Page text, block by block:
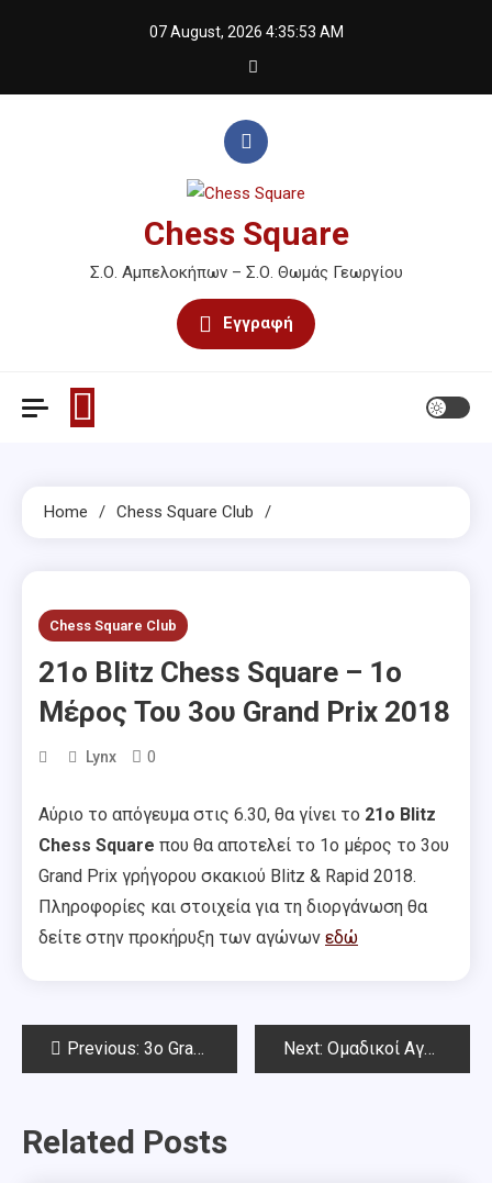
07 August, 2026 4:35:53 AM
Chess Square
Σ.Ο. Αμπελοκήπων – Σ.Ο. Θωμάς Γεωργίου
Εγγραφή
Home Chess Square Club
Chess Square Club
21ο Blitz Chess Square – 1ο
Μέρος Του 3ου Grand Prix 2018
Lynx 0
Αύριο το απόγευμα στις 6.30, θα γίνει το 21ο Blitz
Chess Square που θα αποτελεί το 1ο μέρος το 3ου
Grand Prix γρήγορου σκακιού Blitz & Rapid 2018.
Πληροφορίες και στοιχεία για τη διοργάνωση θα
δείτε στην προκήρυξη των αγώνων εδώ
PostPrevious: 3ο Grand Prix Blitz & Rapid Chess Square 2018 Next: Ομαδικοί Αγώνες Αττικής 7.10.2018
Related Posts